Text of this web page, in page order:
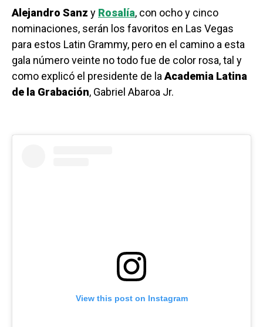
Alejandro Sanz y Rosalía, con ocho y cinco
nominaciones, serán los favoritos en Las Vegas
para estos Latin Grammy, pero en el camino a esta
gala número veinte no todo fue de color rosa, tal y
como explicó el presidente de laAcademia Latina
de la Grabación, Gabriel Abaroa Jr.
View this post on Instagram